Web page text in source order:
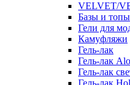
VELVET/
Базы и топы
Гели для
Камуфляжи
Гель-лак
Гель-лак
Гель-лак
Гель-лак